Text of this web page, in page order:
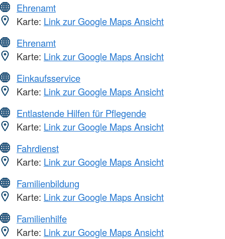
Ehrenamt
Karte: Link zur Google Maps Ansicht
Ehrenamt
Karte: Link zur Google Maps Ansicht
Einkaufsservice
Karte: Link zur Google Maps Ansicht
Entlastende Hilfen für Pflegende
Karte: Link zur Google Maps Ansicht
Fahrdienst
Karte: Link zur Google Maps Ansicht
Familienbildung
Karte: Link zur Google Maps Ansicht
Familienhilfe
Karte: Link zur Google Maps Ansicht